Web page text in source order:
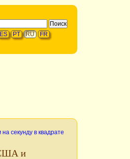
ES PT RU FR
секунду в квадрате
и